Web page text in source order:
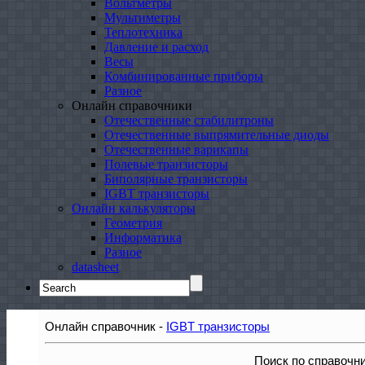
Вольтметры
Мультиметры
Теплотехника
Давление и расход
Весы
Комбинированные приборы
Разное
Онлайн справочники
Отечественные стабилитроны
Отечественные выпрямительные диоды
Отечественные варикапы
Полевые транзисторы
Биполярные транзисторы
IGBT транзисторы
Онлайн калькуляторы
Геометрия
Информатика
Разное
datasheet
Search
for:
Онлайн справочник - IGBT транзисторы
Поиск по